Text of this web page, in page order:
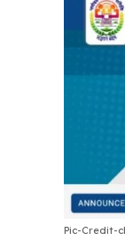
Pic-Credit-